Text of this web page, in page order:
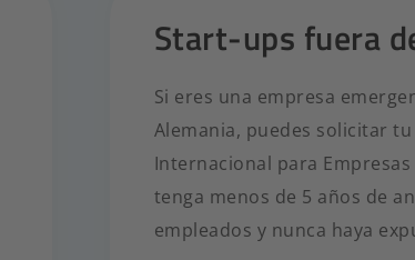
Start-ups fuera
Si eres una empresa
Alemania, puedes solicitar
Internacional para
tenga menos de 5 años de
empleados y nunca haya